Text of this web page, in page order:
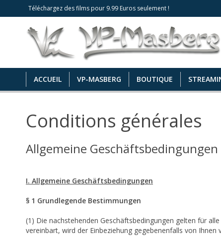
Téléchargez des films pour 9.99 Euros seulement !
ACCUEIL VP-MASBERG BOUTIQUE
Conditions générales
Allgemeine
I. Allgemeine Geschäftsbedingungen
§ 1 Grundlegende Bestimmungen
(1) Die nachstehenden Geschäftsbedingungen gelten für
vereinbart, wird der Einbeziehung gegebenenfalls von